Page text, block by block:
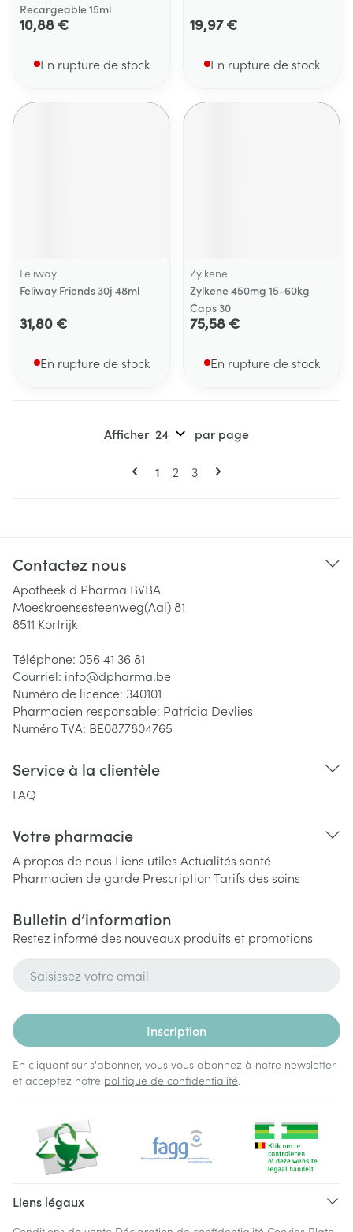
Recargeable 15ml
10,88 €
En rupture de stock
19,97 €
En rupture de stock
Feliway
Feliway Friends 30j 48ml
31,80 €
En rupture de stock
Zylkene
Zylkene 450mg 15-60kg
Caps 30
75,58 €
En rupture de stock
Pages
Vous lisez actuellement la page
1 Page
2 Page
3
Afficher par page
Contactez nous
Apotheek d Pharma BVBA
Moeskroensesteenweg(Aal) 81
8511 Kortrijk
Téléphone: 056 41 36 81
Courriel: info@dpharma.be
Numéro de licence: 340101
Pharmacien responsable: Patricia Devlies
Numéro TVA: BE0877804765
Service à la clientèle
FAQ
Votre pharmacie
A propos de nous Liens utiles Actualités santé
Pharmacien de garde PrescriptionTarifs des soins
Bulletin d’information
Restez informé des nouveaux produits et promotions
Inscription
En cliquant sur s'abonner, vous vous abonnez à notre newsletter
et acceptez notre politique de confidentialité.
Liens légaux